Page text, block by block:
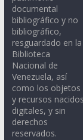
documental
bibliográfico y no
bibliográfico,
resguardado en la
Biblioteca
Nacional de
Venezuela, así
como los objetos
y recursos nacidos
digitales, y sin
derechos
reservados.